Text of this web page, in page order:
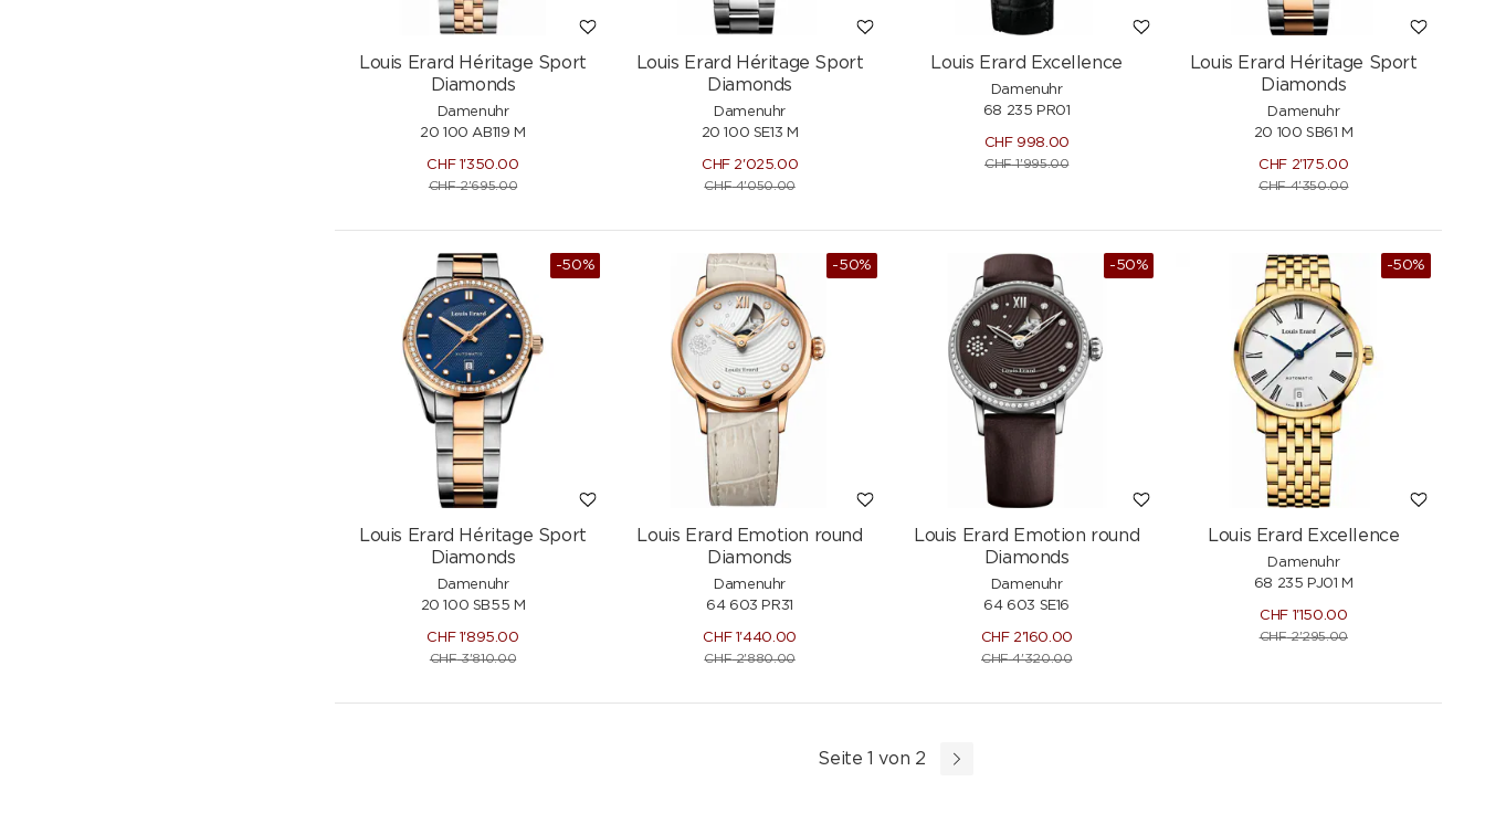
Louis Erard Héritage Sport
Diamonds
Damenuhr
20 100 AB119 M
CHF1'350.00
CHF2'695.00
Louis Erard Héritage Sport
Diamonds
Damenuhr
20 100 SE13 M
CHF2'025.00
CHF4'050.00
Louis Erard Excellence
Damenuhr
68 235 PR01
CHF998.00
CHF1'995.00
Louis Erard Héritage Sport
Diamonds
Damenuhr
20 100 SB61 M
CHF2'175.00
CHF4'350.00
NEU
-50%
Louis Erard Héritage Sport
Diamonds
Damenuhr
20 100 SB55 M
CHF1'895.00
CHF3'810.00
-50%
Louis Erard Emotion round
Diamonds
Damenuhr
64 603 PR31
CHF1'440.00
CHF2'880.00
-50%
Louis Erard Emotion round
Diamonds
Damenuhr
64 603 SE16
CHF2'160.00
CHF4'320.00
-50%
Louis Erard Excellence
Damenuhr
68 235 PJ01 M
CHF1'150.00
CHF2'295.00
Seite 1 von 2